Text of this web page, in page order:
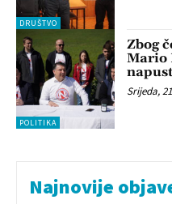
DRUŠTVO
POLITIKA
Zbog
Mario
Srijeda,
Najnovije